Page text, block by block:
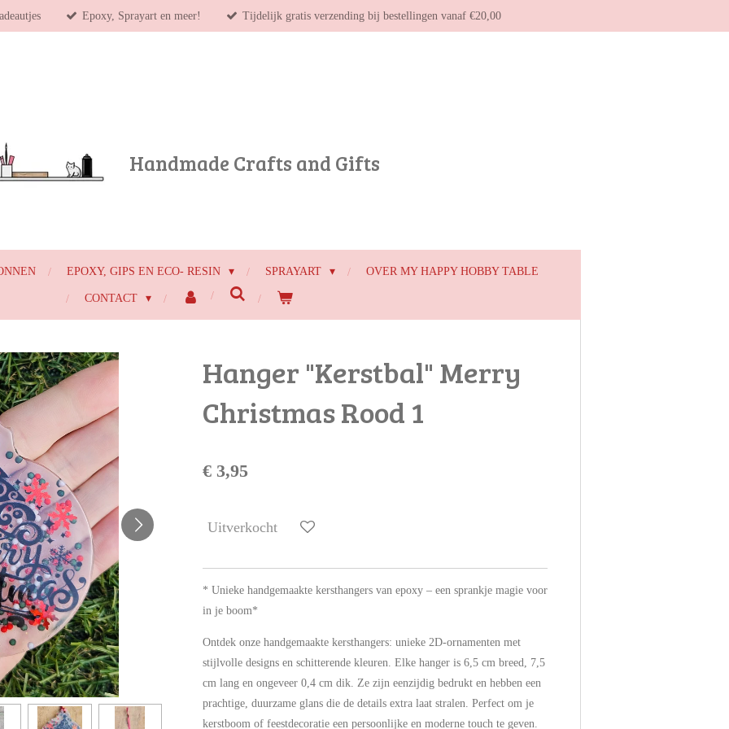
Epoxy, Sprayart en meer! Tijdelijk gratis verzending bij bestellingen vanaf €20,00
Handmade Crafts and Gifts
EPOXY, GIPS EN ECO- RESIN SPRAYART OVER MY HAPPY HOBBY TABLE
CONTACT
Hanger "Kerstbal" Merry
Christmas Rood 1
€ 3,95
Uitverkocht
* Unieke handgemaakte kersthangers van epoxy – een sprankje magie voor
in je boom*
Ontdek onze handgemaakte kersthangers: unieke 2D-ornamenten met
stijlvolle designs en schitterende kleuren. Elke hanger is 6,5 cm breed, 7,5
cm lang en ongeveer 0,4 cm dik. Ze zijn eenzijdig bedrukt en hebben een
prachtige, duurzame glans die de details extra laat stralen. Perfect om je
kerstboom of feestdecoratie een persoonlijke en moderne touch te geven.